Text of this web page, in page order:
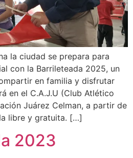
la ciudad se prepara para
con la Barrileteada 2025, un
en familia y disfrutar
en el C.A.J.U (Club Atlético
Juárez Celman, a partir de
libre y gratuita. […]
2023